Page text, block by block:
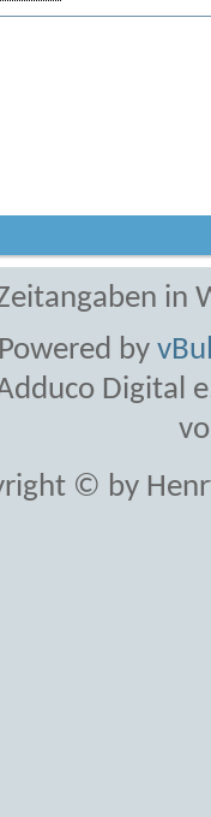
in
Powered by
Digital
© by